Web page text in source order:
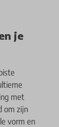
je
met
om zijn
vorm en